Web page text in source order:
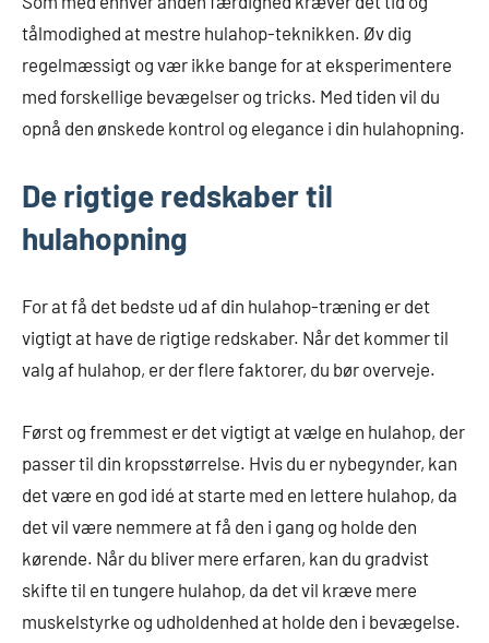
tålmodighed at mestre hulahop-teknikken. Øv dig
regelmæssigt og vær ikke bange for at eksperimentere
med forskellige bevægelser og tricks. Med tiden vil du
opnå den ønskede kontrol og elegance i din hulahopning.
De rigtige redskaber til
hulahopning
For at få det bedste ud af din hulahop-træning er det
vigtigt at have de rigtige redskaber. Når det kommer til
valg af hulahop, er der flere faktorer, du bør overveje.
Først og fremmest er det vigtigt at vælge en hulahop, der
passer til din kropsstørrelse. Hvis du er nybegynder, kan
det være en god idé at starte med en lettere hulahop, da
det vil være nemmere at få den i gang og holde den
kørende. Når du bliver mere erfaren, kan du gradvist
skifte til en tungere hulahop, da det vil kræve mere
muskelstyrke og udholdenhed at holde den i bevægelse.